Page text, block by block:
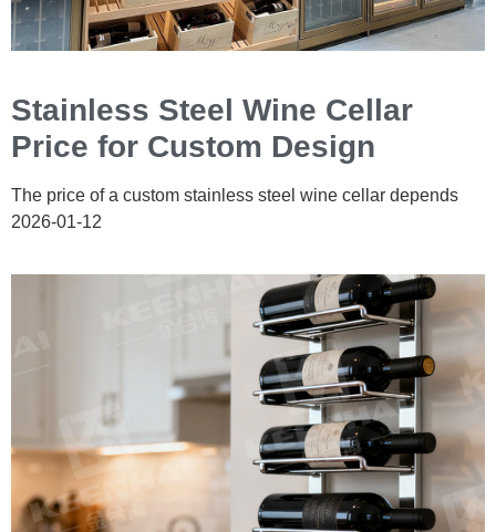
Stainless Steel Wine Cellar
Price for Custom Design
The price of a custom stainless steel wine cellar depends
2026-01-12